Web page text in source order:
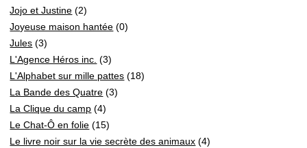
Jojo et Justine (2)
Joyeuse maison hantée (0)
Jules (3)
L'Agence Héros inc. (3)
L'Alphabet sur mille pattes (18)
La Bande des Quatre (3)
La Clique du camp (4)
Le Chat-Ô en folie (15)
Le livre noir sur la vie secrète des animaux (4)